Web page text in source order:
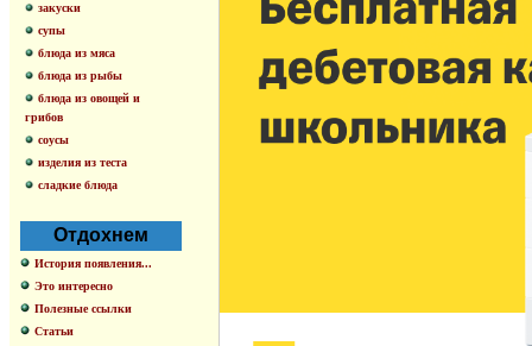
закуски
супы
блюда из мяса
блюда из рыбы
блюда из овощей и
грибов
соусы
изделия из теста
сладкие блюда
Отдохнем
История появления...
Это интересно
Полезные ссылки
Статьи